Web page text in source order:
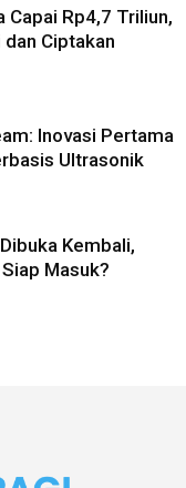
Capai Rp4,7 Triliun,
Ciptakan
Inovasi Pertama
Ultrasonik
Kembali,
Masuk?